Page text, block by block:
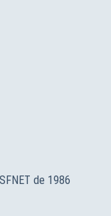
de 1986